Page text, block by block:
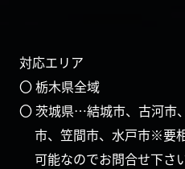
対応エリア
〇 栃木県全域
〇 茨城県…結城市、古河市
市、笠間市、水戸市※要
可能なのでお問合せ下さ